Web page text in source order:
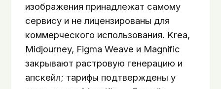
изображения принадлежат самому
сервису и не лицензированы для
коммерческого использования. Krea,
Midjourney, Figma Weave и Magnific
закрывают растровую генерацию и
апскейл; тарифы подтверждены у